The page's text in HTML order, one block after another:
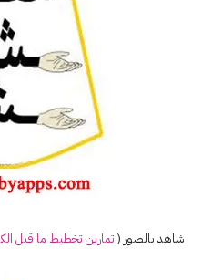
شاهد بالصور (تمارين تخطيط ما قبل